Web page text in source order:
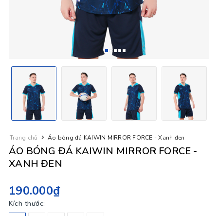
Trang chủ Áo bóng đá KAIWIN MIRROR FORCE - Xanh đen
ÁO BÓNG ĐÁ KAIWIN MIRROR FORCE -
XANH ĐEN
190.000₫
Kích thước: